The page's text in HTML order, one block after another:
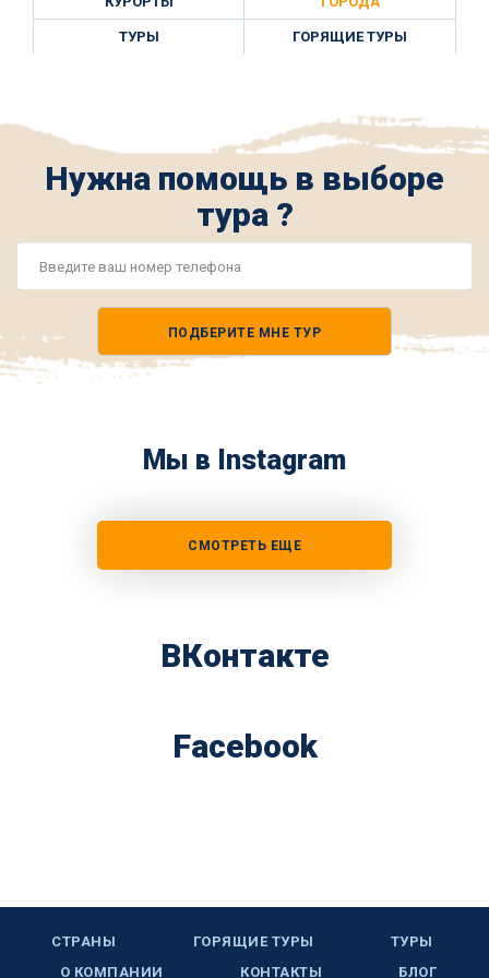
ТУРЫ ГОРЯЩИЕ ТУРЫ
Нужна помощь в выборе
тура ?
ПОДБЕРИТЕ МНЕ ТУР
Мы в Instagram
СМОТРЕТЬ ЕЩЕ
ВКонтакте
Facebook
СТРАНЫ ГОРЯЩИЕ ТУРЫ
ТУРЫ
О КОМПАНИИ
КОНТАКТЫ БЛОГ